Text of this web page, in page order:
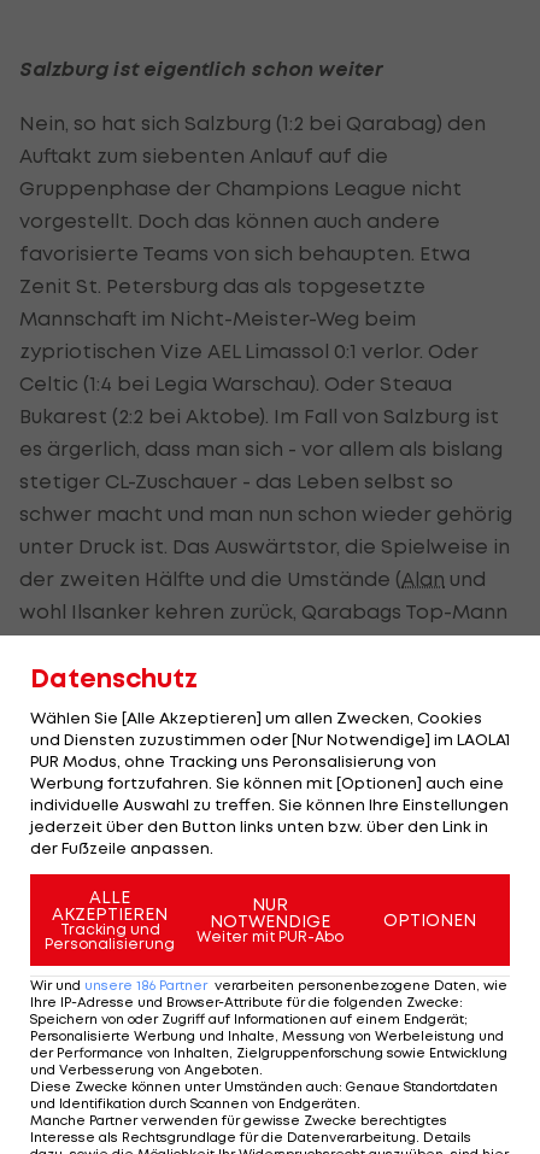
Salzburg ist eigentlich schon weiter
Nein, so hat sich Salzburg (1:2 bei Qarabag) den
Auftakt zum siebenten Anlauf auf die
Gruppenphase der Champions League nicht
vorgestellt. Doch das können auch andere
favorisierte Teams von sich behaupten. Etwa
Zenit St. Petersburg das als topgesetzte
Mannschaft im Nicht-Meister-Weg beim
zypriotischen Vize AEL Limassol 0:1 verlor. Oder
Celtic (1:4 bei Legia Warschau). Oder Steaua
Bukarest (2:2 bei Aktobe). Im Fall von Salzburg ist
es ärgerlich, dass man sich - vor allem als bislang
stetiger CL-Zuschauer - das Leben selbst so
schwer macht und man nun schon wieder gehörig
unter Druck ist. Das Auswärtstor, die Spielweise in
der zweiten Hälfte und die Umstände (Alan und
wohl Ilsanker kehren zurück, Qarabags Top-Mann
Reynaldo ist gesperrt) sorgen jedoch dafür, dass
Salzburg im Rückspiel weiterhin sehr gute
Chancen hat, den Aufstieg ins Playoff zu schaffen.
Im Normalfall kommt der österreichische
Vertreter weiter.
Nichtsdestoweniger zeigte diese bittere Pille zum
Auftakt einmal mehr, dass Worten auch Taten
folgen müssen. Auf der einen Seite das große Ziel
zu proklamieren und auf der anderen Seite das
Mindestmaß an Reife auf internationaler Bühne
nicht zu zeigen, das passt nicht. Klar, die Kicker
sind keine Maschinen und Nervosität spielt mit,
doch diese Salzburger Mannschaft ist eigentlich
schon weiter. Zwei Beispiele seien dafür
angeführt: Sadio Mane leitete mit einem völlig
Datenschutz
Wählen Sie [Alle Akzeptieren] um allen Zwecken, Cookies
und Diensten zuzustimmen oder [Nur Notwendige] im LAOLA1
PUR Modus, ohne Tracking uns Peronsalisierung von
Werbung fortzufahren. Sie können mit [Optionen] auch eine
individuelle Auswahl zu treffen. Sie können Ihre Einstellungen
jederzeit über den Button links unten bzw. über den Link in
der Fußzeile anpassen.
ALLE
AKZEPTIEREN
Tracking und
Personalisierung
NUR
NOTWENDIGE
Weiter mit PUR-Abo
OPTIONEN
Wir und unsere 186 Partner verarbeiten personenbezogene Daten, wie
Ihre IP-Adresse und Browser-Attribute für die folgenden Zwecke:
Speichern von oder Zugriff auf Informationen auf einem Endgerät;
Personalisierte Werbung und Inhalte, Messung von Werbeleistung und
der Performance von Inhalten, Zielgruppenforschung sowie Entwicklung
und Verbesserung von Angeboten.
Diese Zwecke können unter Umständen auch: Genaue Standortdaten
und Identifikation durch Scannen von Endgeräten.
Manche Partner verwenden für gewisse Zwecke berechtigtes
Interesse als Rechtsgrundlage für die Datenverarbeitung. Details